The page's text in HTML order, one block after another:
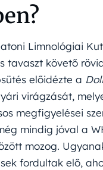
Limnológiai
tavaszt követő
előidézte a
virágzását,
megfigyelései
mindig jóval a
mozog.
fordultak elő,